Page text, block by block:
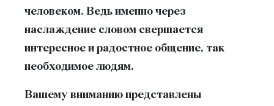
человеком. Ведь именно через
наслаждение словом свершается
интересное и радостное общение, так
необходимое людям.
Вашему вниманию представлены